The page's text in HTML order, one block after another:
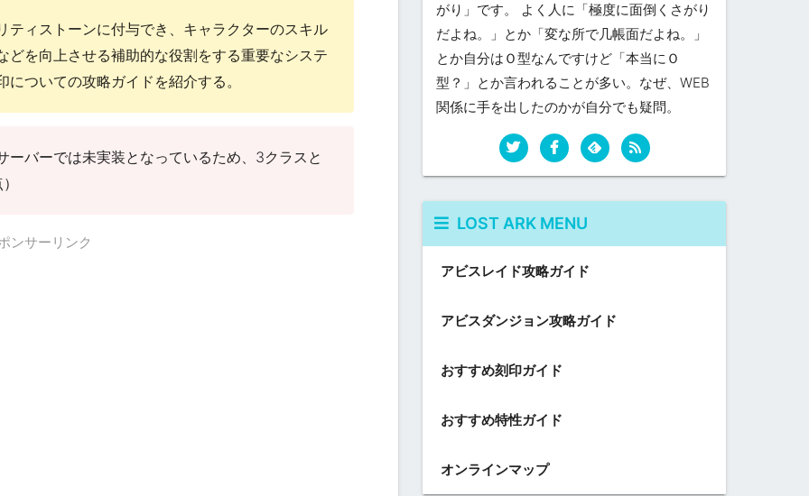
ティストーンに付与でき、キャラクターのスキル
どを向上させる補助的な役割をする重要なシステ
ついての攻略ガイドを紹介する。
ーバーでは未実装となっているため、3クラスと
ンサーリンク
がり」です。 よく人に「極度に面倒くさがり
だよね。」とか「変な所で几帳面だよね。」
とか自分はＯ型なんですけど「本当にＯ
型？」とか言われることが多い。なぜ、WEB
関係に手を出したのかが自分でも疑問。
LOST ARK MENU
アビスレイド攻略ガイド
アビスダンジョン攻略ガイド
おすすめ刻印ガイド
おすすめ特性ガイド
オンラインマップ